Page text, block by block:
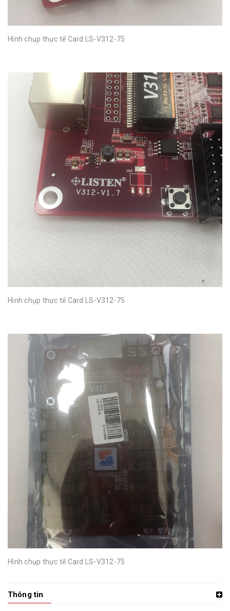
Hình chụp thực tế Card LS-V312-75
Hình chụp thực tế Card LS-V312-75
Hình chụp thực tế Card LS-V312-75
Thông tin